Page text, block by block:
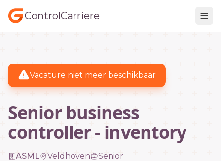
ControlCarriere
Vacature niet meer beschikbaar
Senior business
controller - inventory
ASML Veldhoven Senior